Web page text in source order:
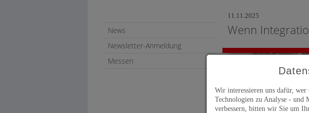
News
Newsletter-Anmeldung
Messen
11.11.2025
Wenn
Wir interessieren uns dafür, wer
Technologien zu Analyse - und
verbessern, bitten wir Sie um